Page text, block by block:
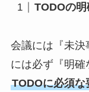
TODOの
会議には『未決
には必ず『明確
TODOに必須